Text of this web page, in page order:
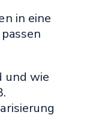
in eine
und wie